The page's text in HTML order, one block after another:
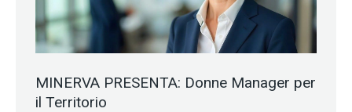
MINERVA PRESENTA: Donne Manager per
il Territorio